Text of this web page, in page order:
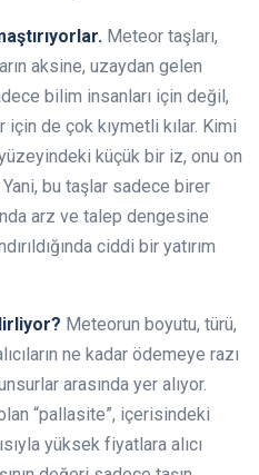
Meteor taşları,
aksine, uzaydan gelen
bilim insanları için değil,
de çok kıymetli kılar. Kimi
küçük bir iz, onu on
bu taşlar sadece birer
arz ve talep dengesine
ciddi bir yatırım
Meteorun boyutu, türü,
ne kadar ödemeye razı
arasında yer alıyor.
“pallasite”, içerisindeki
yüksek fiyatlara alıcı